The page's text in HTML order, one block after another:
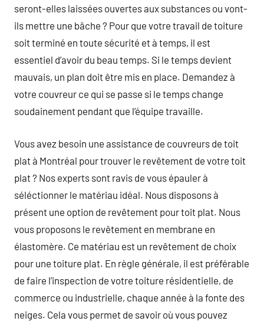
seront-elles laissées ouvertes aux substances ou vont-
ils mettre une bâche ? Pour que votre travail de toiture
soit terminé en toute sécurité et à temps, il est
essentiel d’avoir du beau temps. Si le temps devient
mauvais, un plan doit être mis en place. Demandez à
votre couvreur ce qui se passe si le temps change
soudainement pendant que l’équipe travaille.
Vous avez besoin une assistance de couvreurs de toit
plat à Montréal pour trouver le revêtement de votre toit
plat ? Nos experts sont ravis de vous épauler à
séléctionner le matériau idéal. Nous disposons à
présent une option de revêtement pour toit plat. Nous
vous proposons le revêtement en membrane en
élastomère. Ce matériau est un revêtement de choix
pour une toiture plat. En règle générale, il est préférable
de faire l’inspection de votre toiture résidentielle, de
commerce ou industrielle, chaque année à la fonte des
neiges. Cela vous permet de savoir où vous pouvez